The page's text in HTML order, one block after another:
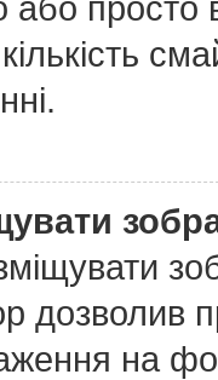
або
дозволив
на